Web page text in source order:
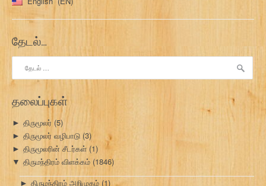
தேடல்…
தேடு:
தலைப்புகள்
► திருமூலர் (5)
► திருமூலர் வழிபாடு (3)
► திருமூலரின் சீடர்கள் (1)
▼ திருமந்திரம் விளக்கம் (1846)
► திருமந்திரம் அறிமுகம் (1)